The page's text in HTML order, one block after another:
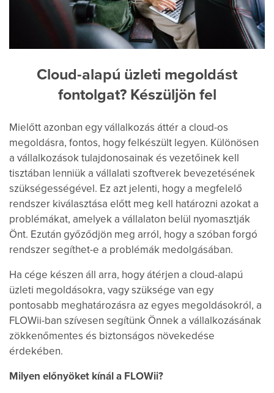
Cloud-alapú üzleti megoldást
fontolgat? Készüljön fel
Mielőtt azonban egy vállalkozás áttér a cloud-os
megoldásra, fontos, hogy felkészült legyen. Különösen
a vállalkozások tulajdonosainak és vezetőinek kell
tisztában lenniük a vállalati szoftverek bevezetésének
szükségességével. Ez azt jelenti, hogy a megfelelő
rendszer kiválasztása előtt meg kell határozni azokat a
problémákat, amelyek a vállalaton belül nyomasztják
Önt. Ezután győződjön meg arról, hogy a szóban forgó
rendszer segíthet-e a problémák medolgásában.
Ha cége készen áll arra, hogy átérjen a cloud-alapú
üzleti megoldásokra, vagy szüksége van egy
pontosabb meghatározásra az egyes megoldásokról, a
FLOWii-ban szívesen segítünk Önnek a vállalkozásának
zökkenőmentes és biztonságos növekedése
érdekében.
Milyen előnyöket kínál a FLOWii?